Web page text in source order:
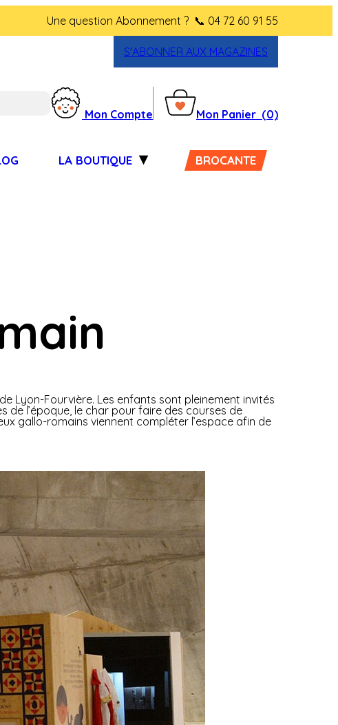
Une question Abonnement ? 📞 04 72 60 91 55
S'ABONNER AUX MAGAZINES
Mon Compte Mon Panier (0)
LA BOUTIQUE BROCANTE
Lyon-Fourvière. Les enfants sont pleinement invités
l’époque, le char pour faire des courses de
gallo-romains viennent compléter l’espace afin de